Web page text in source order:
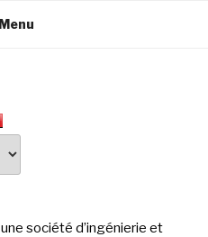
Menu
société d’ingénierie et